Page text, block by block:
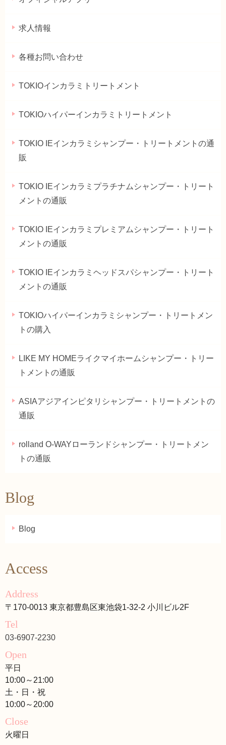
求人情報
各種お問い合わせ
TOKIOインカラミトリートメント
TOKIOハイパーインカラミトリートメント
TOKIO IEインカラミシャンプー・トリートメントの通
販
TOKIO IEインカラミプラチナムシャンプー・トリート
メントの通販
TOKIO IEインカラミプレミアムシャンプー・トリート
メントの通販
TOKIO IEインカラミヘッドスパシャンプー・トリート
メントの通販
TOKIOハイパーインカラミシャンプー・トリートメン
トの購入
LIKE MY HOMEライクマイホームシャンプー・トリー
トメントの通販
ASIAアジアインピタリシャンプー・トリートメントの
通販
rolland O-WAYローランドシャンプー・トリートメン
トの通販
Blog
Blog
Access
Address
〒170-0013 東京都豊島区東池袋1-32-2 小川ビル2F
Tel
03-6907-2230
Open
平日
10:00～21:00
土・日・祝
10:00～20:00
Close
火曜日